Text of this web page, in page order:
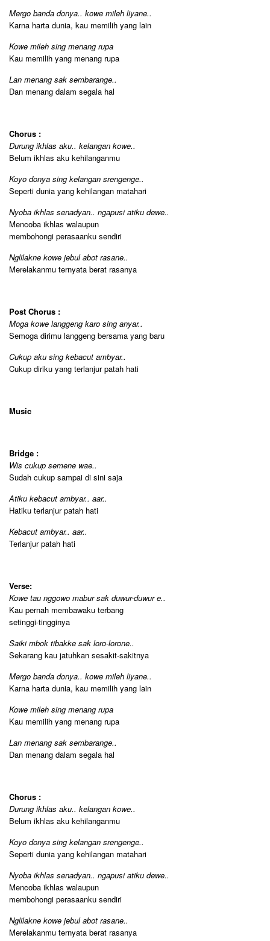
Mergo banda donya.. kowe mileh liyane..
Karna harta dunia, kau memilih yang lain
Kowe mileh sing menang rupa
Kau memilih yang menang rupa
Lan menang sak sembarange..
Dan menang dalam segala hal
Chorus :
Durung ikhlas aku.. kelangan kowe..
Belum ikhlas aku kehilanganmu
Koyo donya sing kelangan srengenge..
Seperti dunia yang kehilangan matahari
Nyoba ikhlas senadyan.. ngapusi atiku dewe..
Mencoba ikhlas walaupun
membohongi perasaanku sendiri
Nglilakne kowe jebul abot rasane..
Merelakanmu ternyata berat rasanya
Post Chorus :
Moga kowe langgeng karo sing anyar..
Semoga dirimu langgeng bersama yang baru
Cukup aku sing kebacut ambyar..
Cukup diriku yang terlanjur patah hati
Music
Bridge :
Wis cukup semene wae..
Sudah cukup sampai di sini saja
Atiku kebacut ambyar.. aar..
Hatiku terlanjur patah hati
Kebacut ambyar.. aar..
Terlanjur patah hati
Verse:
Kowe tau nggowo mabur sak duwur-duwur e..
Kau pernah membawaku terbang
setinggi-tingginya
Saiki mbok tibakke sak loro-lorone..
Sekarang kau jatuhkan sesakit-sakitnya
Mergo banda donya.. kowe mileh liyane..
Karna harta dunia, kau memilih yang lain
Kowe mileh sing menang rupa
Kau memilih yang menang rupa
Lan menang sak sembarange..
Dan menang dalam segala hal
Chorus :
Durung ikhlas aku.. kelangan kowe..
Belum ikhlas aku kehilanganmu
Koyo donya sing kelangan srengenge..
Seperti dunia yang kehilangan matahari
Nyoba ikhlas senadyan.. ngapusi atiku dewe..
Mencoba ikhlas walaupun
membohongi perasaanku sendiri
Nglilakne kowe jebul abot rasane..
Merelakanmu ternyata berat rasanya